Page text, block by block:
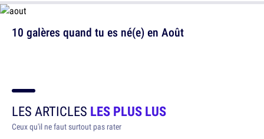
10 galères quand tu es né(e) en Août
LES ARTICLES LES PLUS LUS
Ceux qu'il ne faut surtout pas rater